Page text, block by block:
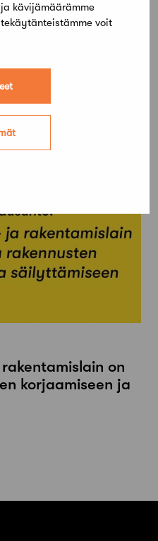
kävijämäärämme
voit
ja
tarvitsee aikalisän
on
korjaamiseen ja